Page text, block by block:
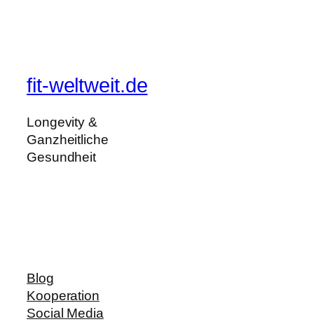
fit-weltweit.de
Longevity &
Ganzheitliche
Gesundheit
Blog
Kooperation
Social Media